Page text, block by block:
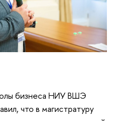
бизнеса НИУ ВШЭ
что в магистратуру